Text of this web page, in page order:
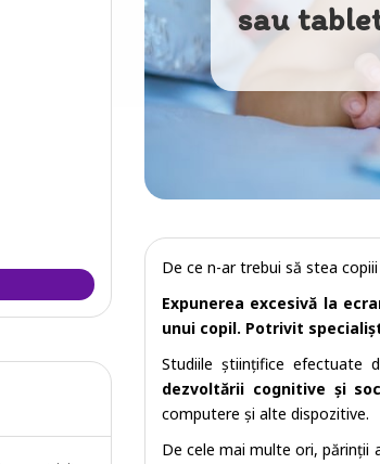
sau
De ce n-ar trebui să stea
Expunerea excesivă la
unui copil. Potrivit
Studiile științifice efectuate
dezvoltării cognitive și
computere și alte dispozitive.
De cele mai multe ori, părinții